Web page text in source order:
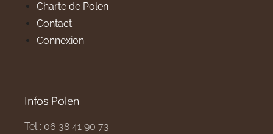
Charte de Polen
Contact
Connexion
Infos Polen
Tel : 06 38 41 90 73